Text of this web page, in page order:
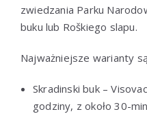
zwiedzania Parku
buku lub Roškiego slapu.
Najważniejsze warianty
Skradinski buk –
godziny, z około 30-